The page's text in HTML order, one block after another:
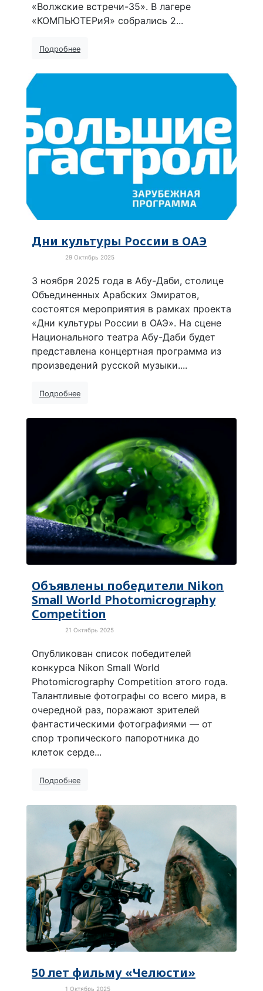
«Волжские встречи-35». В лагере
«КОМПЬЮТЕРиЯ» собрались 2...
Подробнее
Дни культуры России в ОАЭ
29 Октябрь 2025
3 ноября 2025 года в Абу-Даби, столице
Объединенных Арабских Эмиратов,
состоятся мероприятия в рамках проекта
«Дни культуры России в ОАЭ». На сцене
Национального театра Абу-Даби будет
представлена концертная программа из
произведений русской музыки....
Подробнее
Объявлены победители Nikon
Small World Photomicrography
Competition
21 Октябрь 2025
Опубликован список победителей
конкурса Nikon Small World
Photomicrography Competition этого года.
Талантливые фотографы со всего мира, в
очередной раз, поражают зрителей
фантастическими фотографиями — от
спор тропического папоротника до
клеток серде...
Подробнее
50 лет фильму «Челюсти»
1 Октябрь 2025